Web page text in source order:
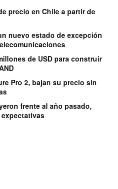
precio en Chile a partir de
nuevo estado de excepción
de USD para construir
Pro 2, bajan su precio sin
frente al año pasado,